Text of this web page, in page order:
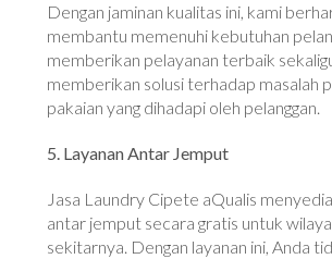
Dengan jaminan kualitas ini, kami
membantu memenuhi kebutuhan
memberikan pelayanan terbaik
memberikan solusi terhadap masalah
pakaian yang dihadapi oleh pelanggan.
5. Layanan Antar Jemput
Jasa Laundry Cipete aQualis
antar jemput secara gratis untuk
sekitarnya. Dengan layanan ini, Anda